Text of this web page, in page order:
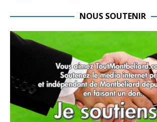
NOUS SOUTENIR